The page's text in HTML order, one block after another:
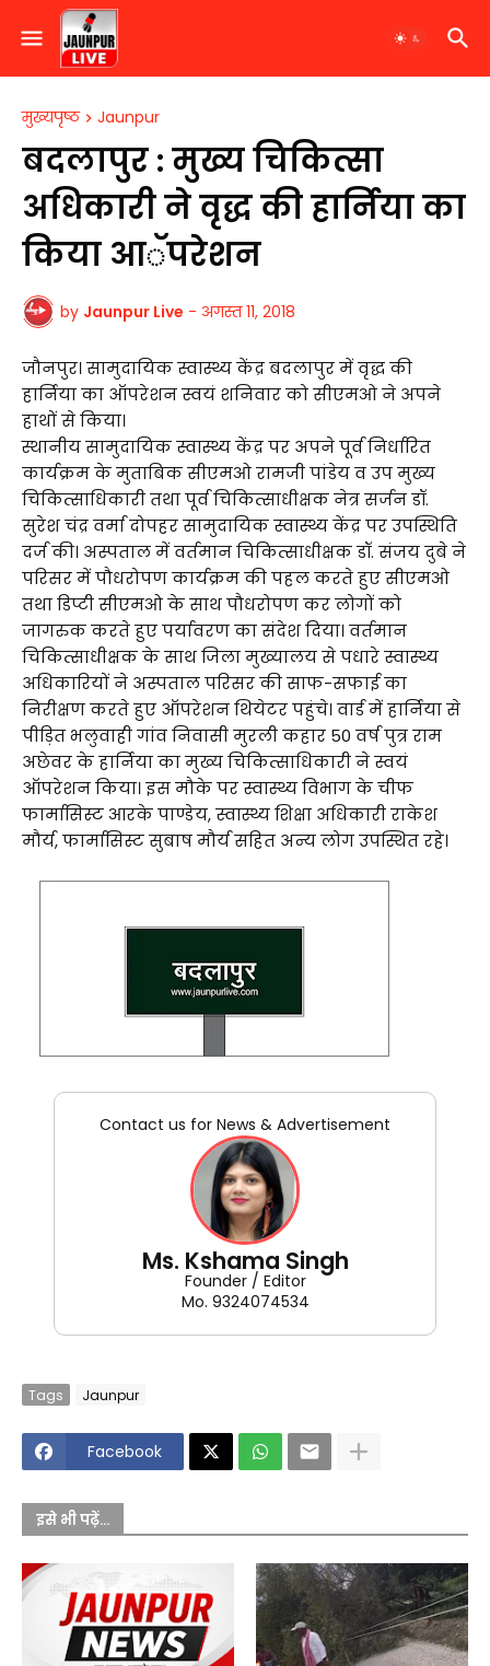
मुख्यपृष्ठ Jaunpur
बदलापुर : मुख्य चिकित्सा
अधिकारी ने वृद्ध की हार्निया का
किया आॅपरेशन
by Jaunpur Live - अगस्त 11, 2018
जौनपुर। सामुदायिक स्वास्थ्य केंद्र बदलापुर में वृद्ध की
हार्निया का ऑपरेशन स्वयं शनिवार को सीएमओ ने अपने
हाथों से किया।
स्थानीय सामुदायिक स्वास्थ्य केंद्र पर अपने पूर्व निर्धारित
कार्यक्रम के मुताबिक सीएमओ रामजी पांडेय व उप मुख्य
चिकित्साधिकारी तथा पूर्व चिकित्साधीक्षक नेत्र सर्जन डॉ.
सुरेश चंद्र वर्मा दोपहर सामुदायिक स्वास्थ्य केंद्र पर उपस्थिति
दर्ज की। अस्पताल में वर्तमान चिकित्साधीक्षक डॉ. संजय दुबे ने
परिसर में पौधरोपण कार्यक्रम की पहल करते हुए सीएमओ
तथा डिप्टी सीएमओ के साथ पौधरोपण कर लोगों को
जागरुक करते हुए पर्यावरण का संदेश दिया। वर्तमान
चिकित्साधीक्षक के साथ जिला मुख्यालय से पधारे स्वास्थ्य
अधिकारियों ने अस्पताल परिसर की साफ-सफाई का
निरीक्षण करते हुए ऑपरेशन थियेटर पहुंचे। वार्ड में हार्निया से
पीड़ित भलुवाही गांव निवासी मुरली कहार 50 वर्ष पुत्र राम
अछेवर के हार्निया का मुख्य चिकित्साधिकारी ने स्वयं
ऑपरेशन किया। इस मौके पर स्वास्थ्य विभाग के चीफ
फार्मासिस्ट आरके पाण्डेय, स्वास्थ्य शिक्षा अधिकारी राकेश
मौर्य, फार्मासिस्ट सुबाष मौर्य सहित अन्य लोग उपस्थित रहे।
Contact us for News & Advertisement
Ms. Kshama Singh
Founder / Editor
Mo. 9324074534
Tags Jaunpur
Facebook
इसे भी पढ़ें...